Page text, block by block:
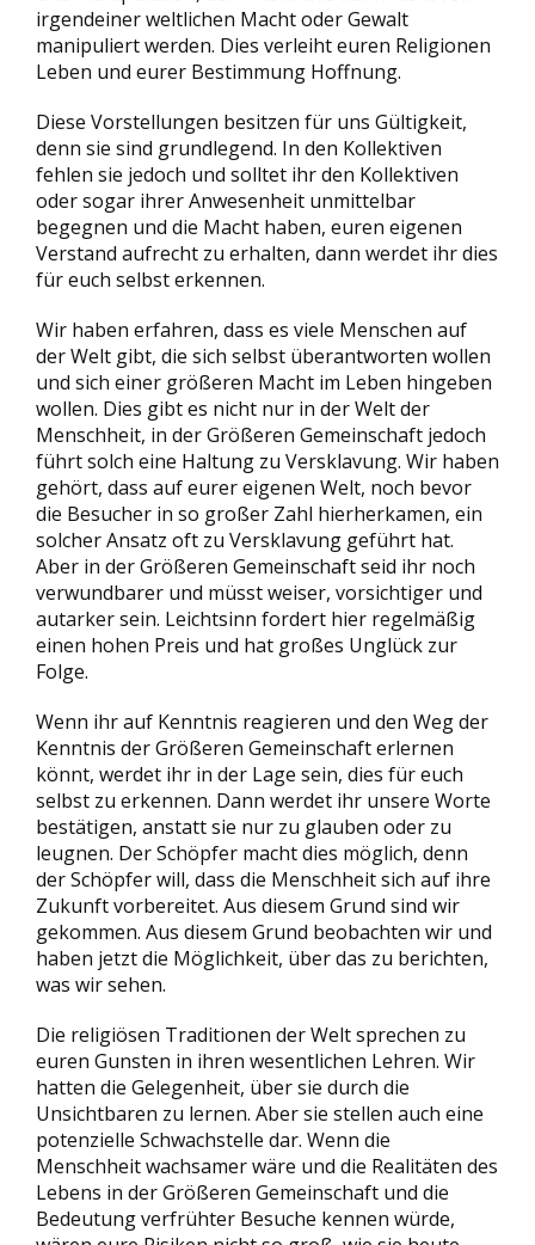
irgendeiner weltlichen Macht oder Gewalt
manipuliert werden. Dies verleiht euren Religionen
Leben und eurer Bestimmung Hoffnung.
Diese Vorstellungen besitzen für uns Gültigkeit,
denn sie sind grundlegend. In den Kollektiven
fehlen sie jedoch und solltet ihr den Kollektiven
oder sogar ihrer Anwesenheit unmittelbar
begegnen und die Macht haben, euren eigenen
Verstand aufrecht zu erhalten, dann werdet ihr dies
für euch selbst erkennen.
Wir haben erfahren, dass es viele Menschen auf
der Welt gibt, die sich selbst überantworten wollen
und sich einer größeren Macht im Leben hingeben
wollen. Dies gibt es nicht nur in der Welt der
Menschheit, in der Größeren Gemeinschaft jedoch
führt solch eine Haltung zu Versklavung. Wir haben
gehört, dass auf eurer eigenen Welt, noch bevor
die Besucher in so großer Zahl hierherkamen, ein
solcher Ansatz oft zu Versklavung geführt hat.
Aber in der Größeren Gemeinschaft seid ihr noch
verwundbarer und müsst weiser, vorsichtiger und
autarker sein. Leichtsinn fordert hier regelmäßig
einen hohen Preis und hat großes Unglück zur
Folge.
Wenn ihr auf Kenntnis reagieren und den Weg der
Kenntnis der Größeren Gemeinschaft erlernen
könnt, werdet ihr in der Lage sein, dies für euch
selbst zu erkennen. Dann werdet ihr unsere Worte
bestätigen, anstatt sie nur zu glauben oder zu
leugnen. Der Schöpfer macht dies möglich, denn
der Schöpfer will, dass die Menschheit sich auf ihre
Zukunft vorbereitet. Aus diesem Grund sind wir
gekommen. Aus diesem Grund beobachten wir und
haben jetzt die Möglichkeit, über das zu berichten,
was wir sehen.
Die religiösen Traditionen der Welt sprechen zu
euren Gunsten in ihren wesentlichen Lehren. Wir
hatten die Gelegenheit, über sie durch die
Unsichtbaren zu lernen. Aber sie stellen auch eine
potenzielle Schwachstelle dar. Wenn die
Menschheit wachsamer wäre und die Realitäten des
Lebens in der Größeren Gemeinschaft und die
Bedeutung verfrühter Besuche kennen würde,